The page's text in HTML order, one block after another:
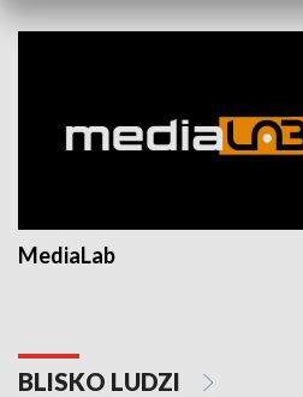
MediaLab
BLISKO LUDZI